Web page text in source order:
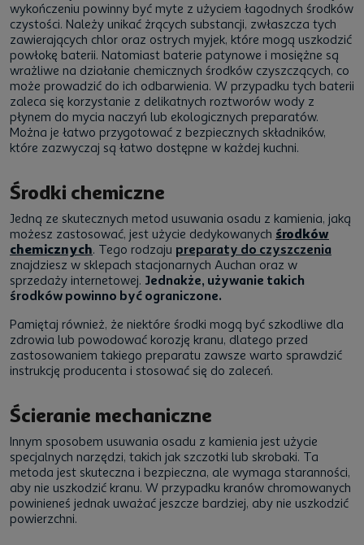
wykończeniu powinny być myte z użyciem łagodnych środków
czystości. Należy unikać żrących substancji, zwłaszcza tych
zawierających chlor oraz ostrych myjek, które mogą uszkodzić
powłokę baterii. Natomiast baterie patynowe i mosiężne są
wrażliwe na działanie chemicznych środków czyszczących, co
może prowadzić do ich odbarwienia. W przypadku tych baterii
zaleca się korzystanie z delikatnych roztworów wody z
płynem do mycia naczyń lub ekologicznych preparatów.
Można je łatwo przygotować z bezpiecznych składników,
które zazwyczaj są łatwo dostępne w każdej kuchni.
Środki chemiczne
Jedną ze skutecznych metod usuwania osadu z kamienia, jaką
możesz zastosować, jest użycie dedykowanych środków
chemicznych. Tego rodzaju preparaty do czyszczenia
znajdziesz w sklepach stacjonarnych Auchan oraz w
sprzedaży internetowej. Jednakże, używanie takich
środków powinno być ograniczone.
Pamiętaj również, że niektóre środki mogą być szkodliwe dla
zdrowia lub powodować korozję kranu, dlatego przed
zastosowaniem takiego preparatu zawsze warto sprawdzić
instrukcję producenta i stosować się do zaleceń.
Ścieranie mechaniczne
Innym sposobem usuwania osadu z kamienia jest użycie
specjalnych narzędzi, takich jak szczotki lub skrobaki. Ta
metoda jest skuteczna i bezpieczna, ale wymaga staranności,
aby nie uszkodzić kranu. W przypadku kranów chromowanych
powinieneś jednak uważać jeszcze bardziej, aby nie uszkodzić
powierzchni.